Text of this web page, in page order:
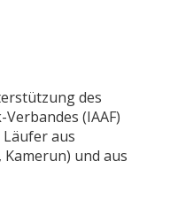
des
(IAAF)
aus
und aus